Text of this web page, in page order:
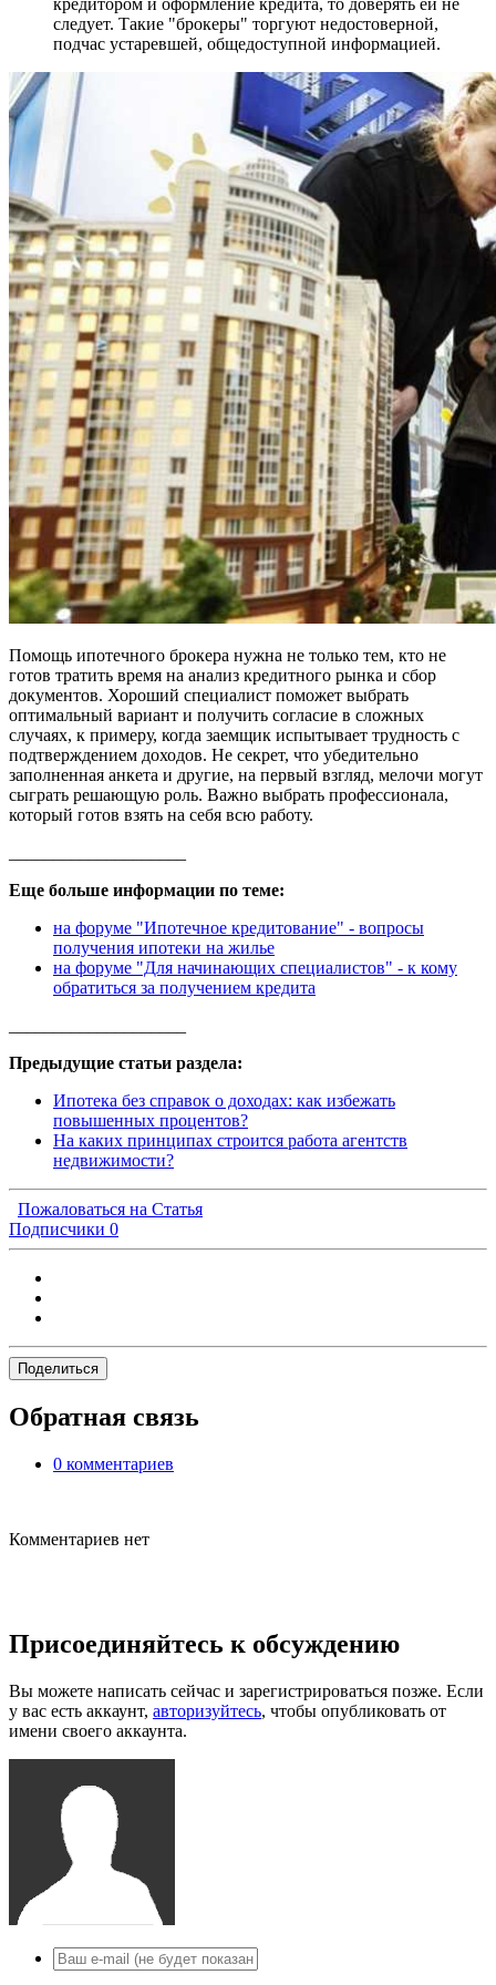
кредитором и оформление кредита, то доверять ей не
следует. Такие "брокеры" торгуют недостоверной,
подчас устаревшей, общедоступной информацией.
Помощь ипотечного брокера нужна не только тем, кто не
готов тратить время на анализ кредитного рынка и сбор
документов. Хороший специалист поможет выбрать
оптимальный вариант и получить согласие в сложных
случаях, к примеру, когда заемщик испытывает трудность с
подтверждением доходов. Не секрет, что убедительно
заполненная анкета и другие, на первый взгляд, мелочи могут
сыграть решающую роль. Важно выбрать профессионала,
который готов взять на себя всю работу.
Еще больше информации по теме:
на форуме "Ипотечное кредитование" - вопросы
получения ипотеки на жилье
на форуме "Для начинающих специалистов" - к кому
обратиться за получением кредита
Предыдущие статьи раздела:
Ипотека без справок о доходах: как избежать
повышенных процентов?
На каких принципах строится работа агентств
недвижимости?
Пожаловаться на Статья
Подписчики 0
Поделиться
Обратная связь
0 комментариев
Комментариев нет
Присоединяйтесь к обсуждению
Вы можете написать сейчас и зарегистрироваться позже. Если
у вас есть аккаунт, авторизуйтесь, чтобы опубликовать от
имени своего аккаунта.